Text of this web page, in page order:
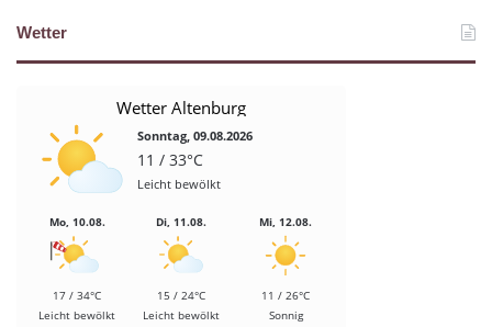
Wetter
Wetter Altenburg
Sonntag, 09.08.2026
11 / 33°C
Leicht bewölkt
Mo, 10.08.
17 / 34°C
Leicht bewölkt
Di, 11.08.
15 / 24°C
Leicht bewölkt
Mi, 12.08.
11 / 26°C
Sonnig